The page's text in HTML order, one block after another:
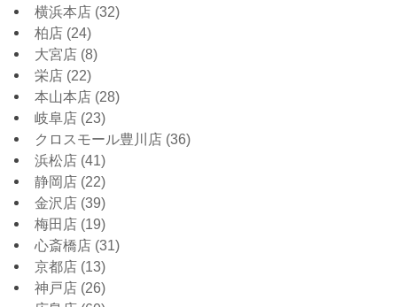
横浜本店 (32)
柏店 (24)
大宮店 (8)
栄店 (22)
本山本店 (28)
岐阜店 (23)
クロスモール豊川店 (36)
浜松店 (41)
静岡店 (22)
金沢店 (39)
梅田店 (19)
心斎橋店 (31)
京都店 (13)
神戸店 (26)